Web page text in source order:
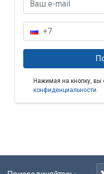
Нажимая на кнопку, вы
конфиденциальности